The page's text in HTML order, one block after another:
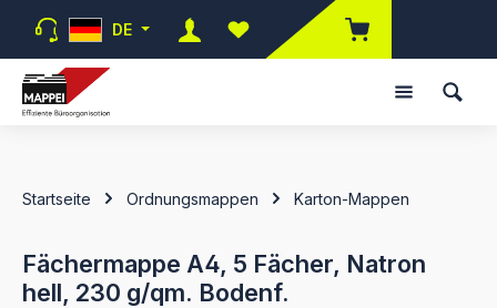
Zum Hauptinhalt springen
DE
Du hast 0 Produkte auf dem
Startseite Ordnungsmappen Karton-Mappen
Fächermappe A4, 5 Fächer, Natron
hell, 230 g/qm. Bodenf.